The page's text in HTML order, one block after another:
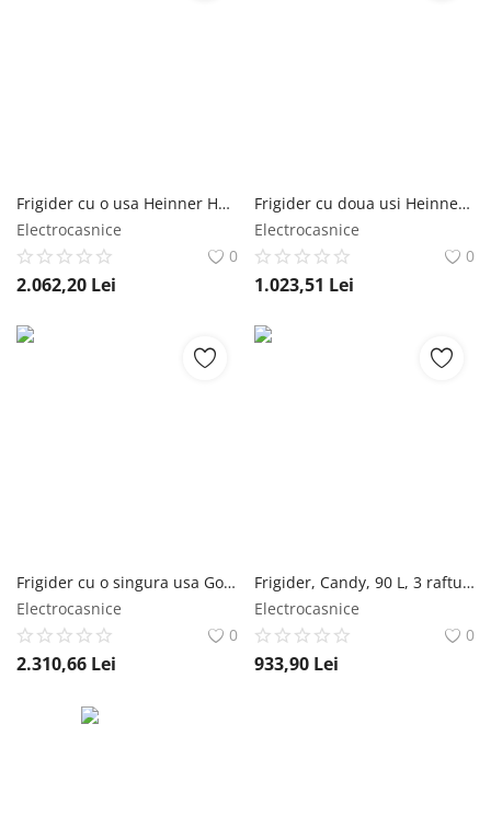
Frigider cu o usa Heinner HF-V401NFXE++, 389 l, No Frost, Clasa E, Iluminare LED, Control electronic, H 186 cm, Inox Heinner
Electrocasnice
0
2.062,20 Lei
Frigider cu doua usi Heinner HF-HM2206INVXD, 206 l, Clasa D, Lumina LED, 3 rafturi din sticla, Inox Heinner
Electrocasnice
0
1.023,51 Lei
Frigider cu o singura usa Gorenje R619EEW5, 398 l, clasa energetica E, 60 cm, Alb Gorenje
Electrocasnice
0
2.310,66 Lei
Frigider, Candy, 90 L, 3 rafturi, 85 cm, Alb Candy
Electrocasnice
0
933,90 Lei